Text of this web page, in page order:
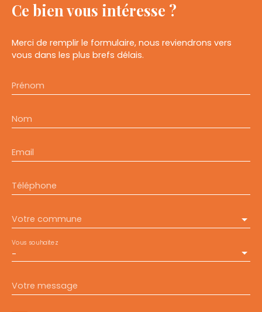
Ce bien vous intéresse ?
Merci de remplir le formulaire, nous reviendrons vers
vous dans les plus brefs délais.
Prénom
Nom
Email
Téléphone
Votre commune
-
Vous souhaitez
Votre message